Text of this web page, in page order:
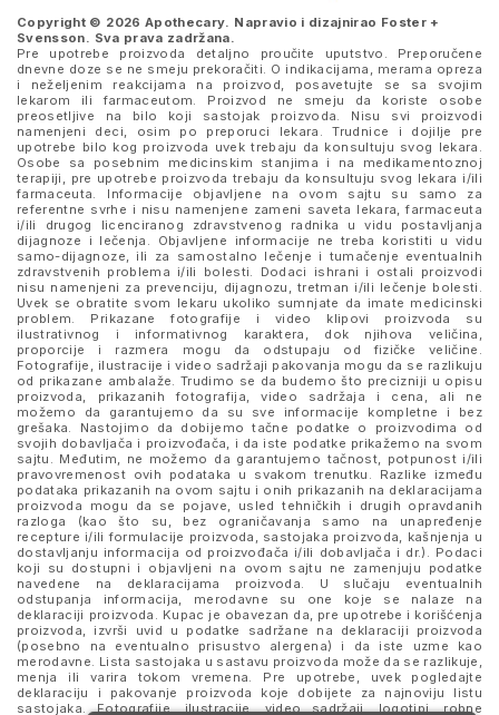
Copyright © 2026 Apothecary. Napravio i dizajnirao Foster +
Svensson. Sva prava zadržana.
Pre upotrebe proizvoda detaljno proučite uputstvo. Preporučene
dnevne doze se ne smeju prekoračiti. O indikacijama, merama opreza
i neželjenim reakcijama na proizvod, posavetujte se sa svojim
lekarom ili farmaceutom. Proizvod ne smeju da koriste osobe
preosetljive na bilo koji sastojak proizvoda. Nisu svi proizvodi
namenjeni deci, osim po preporuci lekara. Trudnice i dojilje pre
upotrebe bilo kog proizvoda uvek trebaju da konsultuju svog lekara.
Osobe sa posebnim medicinskim stanjima i na medikamentoznoj
terapiji, pre upotrebe proizvoda trebaju da konsultuju svog lekara i/ili
farmaceuta. Informacije objavljene na ovom sajtu su samo za
referentne svrhe i nisu namenjene zameni saveta lekara, farmaceuta
i/ili drugog licenciranog zdravstvenog radnika u vidu postavljanja
dijagnoze i lečenja. Objavljene informacije ne treba koristiti u vidu
samo-dijagnoze, ili za samostalno lečenje i tumačenje eventualnih
zdravstvenih problema i/ili bolesti. Dodaci ishrani i ostali proizvodi
nisu namenjeni za prevenciju, dijagnozu, tretman i/ili lečenje bolesti.
Uvek se obratite svom lekaru ukoliko sumnjate da imate medicinski
problem. Prikazane fotografije i video klipovi proizvoda su
ilustrativnog i informativnog karaktera, dok njihova veličina,
proporcije i razmera mogu da odstupaju od fizičke veličine.
Fotografije, ilustracije i video sadržaji pakovanja mogu da se razlikuju
od prikazane ambalaže. Trudimo se da budemo što precizniji u opisu
proizvoda, prikazanih fotografija, video sadržaja i cena, ali ne
možemo da garantujemo da su sve informacije kompletne i bez
grešaka. Nastojimo da dobijemo tačne podatke o proizvodima od
svojih dobavljača i proizvođača, i da iste podatke prikažemo na svom
sajtu. Međutim, ne možemo da garantujemo tačnost, potpunost i/ili
pravovremenost ovih podataka u svakom trenutku. Razlike između
podataka prikazanih na ovom sajtu i onih prikazanih na deklaracijama
proizvoda mogu da se pojave, usled tehničkih i drugih opravdanih
razloga (kao što su, bez ograničavanja samo na unapređenje
recepture i/ili formulacije proizvoda, sastojaka proizvoda, kašnjenja u
dostavljanju informacija od proizvođača i/ili dobavljača i dr.). Podaci
koji su dostupni i objavljeni na ovom sajtu ne zamenjuju podatke
navedene na deklaracijama proizvoda. U slučaju eventualnih
odstupanja informacija, merodavne su one koje se nalaze na
deklaraciji proizvoda. Kupac je obavezan da, pre upotrebe i korišćenja
proizvoda, izvrši uvid u podatke sadržane na deklaraciji proizvoda
(posebno na eventualno prisustvo alergena) i da iste uzme kao
merodavne. Lista sastojaka u sastavu proizvoda može da se razlikuje,
menja ili varira tokom vremena. Pre upotrebe, uvek pogledajte
deklaraciju i pakovanje proizvoda koje dobijete za najnoviju listu
sastojaka. Fotografije, ilustracije, video sadržaji, logotipi, robne